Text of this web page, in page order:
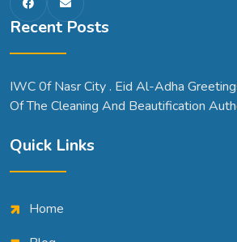
Recent Posts
IWC 0f Nasr City . Eid Al-Adha
Of The Cleaning And Beautification
Quick Links
Home